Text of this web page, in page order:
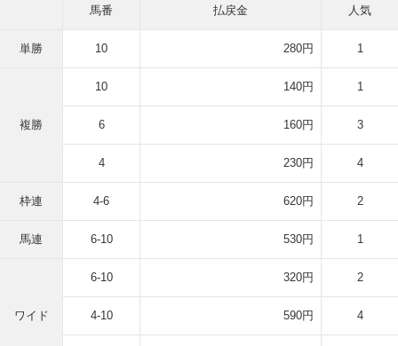
馬番 払戻金 人気
単勝 10 280円 1
複勝
10 140円 1
6 160円 3
4 230円 4
枠連 4-6 620円 2
馬連 6-10 530円 1
ワイド
6-10 320円 2
4-10 590円 4